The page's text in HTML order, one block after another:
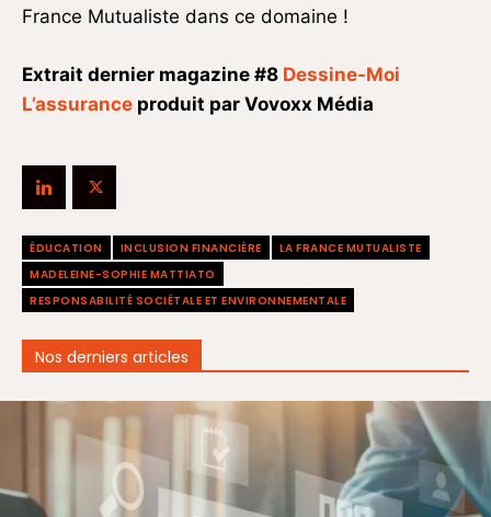
France Mutualiste dans ce domaine !
Extrait dernier magazine #8 Dessine-Moi
L’assurance produit par Vovoxx Média
ÉDUCATION INCLUSION FINANCIÈRE
LA FRANCE MUTUALISTE
MADELEINE-SOPHIE MATTIATO
RESPONSABILITÉ SOCIÉTALE ET ENVIRONNEMENTALE
Nos derniers articles